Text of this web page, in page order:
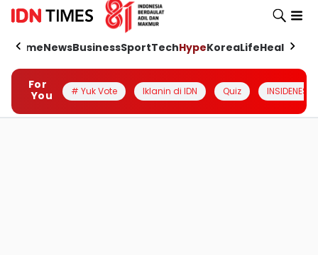
HomeNewsBusinessSportTechHypeKoreaLifeHealth
For
You
# Yuk Vote Iklanin di IDN Quiz INSIDENESIA